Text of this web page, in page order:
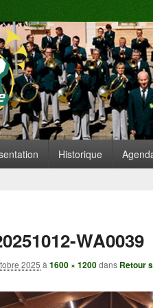
de
SITUÉE À
secondaire Historique
WA0039
2025 à1600 × 1200dans Retour